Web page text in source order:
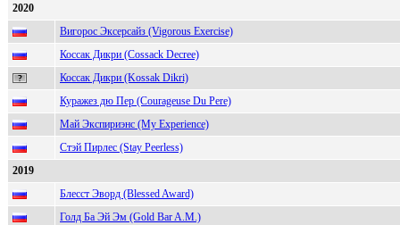
2020
Вигорос Эксерсайз (Vigorous Exercise)
Коссак Дикри (Cossack Decree)
Коссак Дикри (Kossak Dikri)
Куражез дю Пер (Courageuse Du Pere)
Май Экспириэнс (My Experience)
Стэй Пирлес (Stay Peerless)
2019
Блесст Эворд (Blessed Award)
Голд Ба Эй Эм (Gold Bar A.M.)